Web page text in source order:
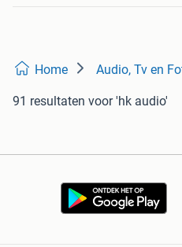
Home Audio, Tv en
91 resultaten voor 'hk audio'